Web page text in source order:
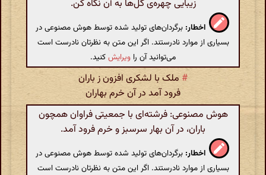
زیبایی چهره‌ی گل‌ها به آن نگاه کن.
اخطار: برگردان‌های تولید شده توسط هوش مصنوعی در
بسیاری از موارد نادرستند. اگر این متن به نظرتان نادرست است
می‌توانید آن را ویرایشکنید.
# ملک با لشکری افزون ز باران
فرود آمد در آن خرم بهاران
هوش مصنوعی: فرشته‌ای با جمعیتی فراوان همچون
باران، در آن بهار سرسبز و خرم فرود آمد.
اخطار: برگردان‌های تولید شده توسط هوش مصنوعی در
بسیاری از موارد نادرستند. اگر این متن به نظرتان نادرست است